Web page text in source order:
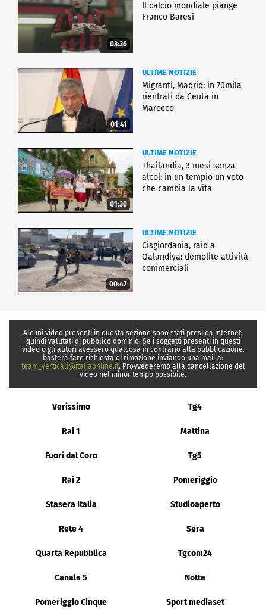
03:36
Il calcio mondiale piange
Franco Baresi
01:41
ULTIME NOTIZIE
Migranti, Madrid: in 70mila
rientrati da Ceuta in
Marocco
01:30
ULTIME NOTIZIE
Thailandia, 3 mesi senza
alcol: in un tempio un voto
che cambia la vita
00:47
ULTIME NOTIZIE
Cisgiordania, raid a
Qalandiya: demolite attività
commerciali
Alcuni video presenti in questa sezione sono stati presi da internet,
quindi valutati di pubblico dominio. Se i soggetti presenti in questi
video o gli autori avessero qualcosa in contrario alla pubblicazione,
basterà fare richiesta di rimozione inviando una mail a:
team_verticali@italiaonline.it. Provvederemo alla cancellazione del
video nel minor tempo possibile.
Verissimo Tg4
Rai 1 Mattina
Fuori dal Coro Tg5
Rai 2 Pomeriggio
Stasera Italia Studioaperto
Rete 4 Sera
Quarta Repubblica Tgcom24
Canale 5 Notte
Pomeriggio Cinque Sport mediaset